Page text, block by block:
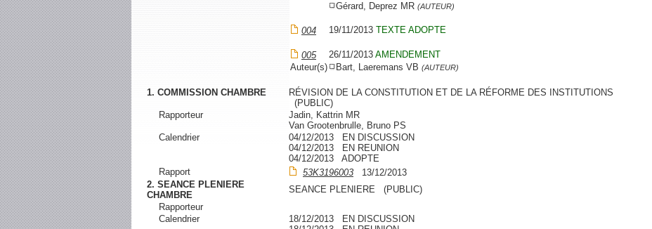
Gérard, Deprez MR (AUTEUR)
004 19/11/2013 TEXTE ADOPTE
005 26/11/2013 AMENDEMENT
Auteur(s)
Bart, Laeremans VB (AUTEUR)
1. COMMISSION CHAMBRE
RÉVISION DE LA CONSTITUTION ET DE LA RÉFORME DES INSTITUTIONS
(PUBLIC)
Rapporteur
Jadin, Kattrin MR
Van Grootenbrulle, Bruno PS
Calendrier
04/12/2013 EN DISCUSSION
04/12/2013 EN REUNION
04/12/2013 ADOPTE
Rapport
53K3196003 13/12/2013
2. SEANCE PLENIERE
CHAMBRE
SEANCE PLENIERE (PUBLIC)
Rapporteur
Calendrier
18/12/2013 EN DISCUSSION